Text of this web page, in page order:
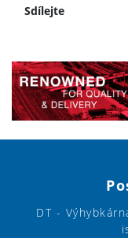
Sdílejte
DT -